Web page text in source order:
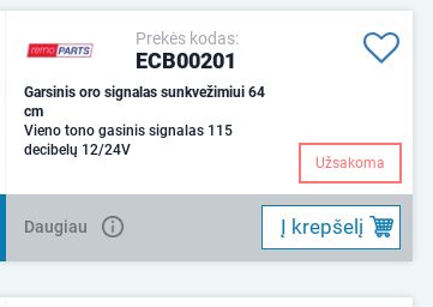
Prekės kodas:
ECB00201
Garsinis oro signalas sunkvežimiui 64
cm
Vieno tono gasinis signalas 115
decibelų 12/24V
Užsakoma
Daugiau Į krepšelį